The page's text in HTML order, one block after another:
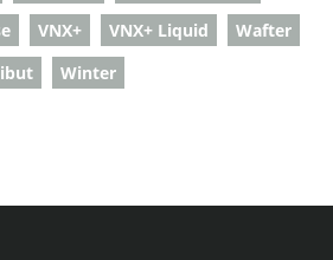
VNX+ VNX+ Liquid
Wafter
Winter